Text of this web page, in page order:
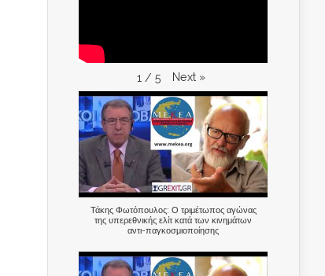
1 / 5 Next »
Τάκης Φωτόπουλος: Ο τριμέτωπος αγώνας
της υπερεθνικής ελίτ κατά των κινημάτων
αντι-παγκοσμιοποίησης